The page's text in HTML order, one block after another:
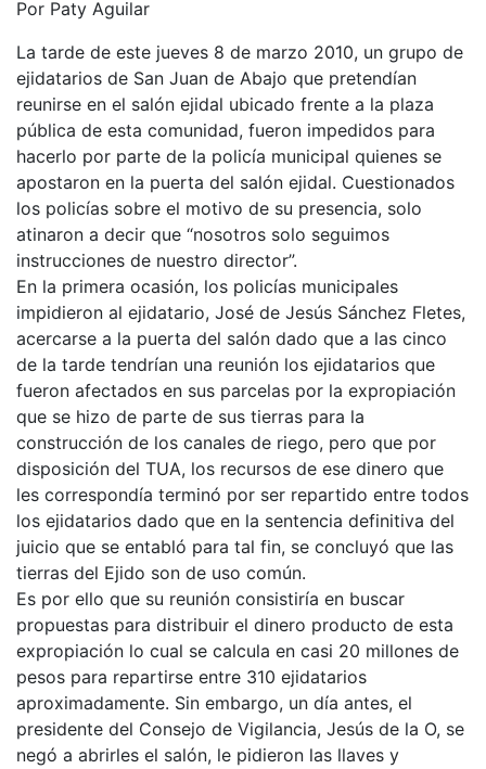
Por Paty Aguilar
La tarde de este jueves 8 de marzo 2010, un grupo de
ejidatarios de San Juan de Abajo que pretendían
reunirse en el salón ejidal ubicado frente a la plaza
pública de esta comunidad, fueron impedidos para
hacerlo por parte de la policía municipal quienes se
apostaron en la puerta del salón ejidal. Cuestionados
los policías sobre el motivo de su presencia, solo
atinaron a decir que “nosotros solo seguimos
instrucciones de nuestro director”.
En la primera ocasión, los policías municipales
impidieron al ejidatario, José de Jesús Sánchez Fletes,
acercarse a la puerta del salón dado que a las cinco
de la tarde tendrían una reunión los ejidatarios que
fueron afectados en sus parcelas por la expropiación
que se hizo de parte de sus tierras para la
construcción de los canales de riego, pero que por
disposición del TUA, los recursos de ese dinero que
les correspondía terminó por ser repartido entre todos
los ejidatarios dado que en la sentencia definitiva del
juicio que se entabló para tal fin, se concluyó que las
tierras del Ejido son de uso común.
Es por ello que su reunión consistiría en buscar
propuestas para distribuir el dinero producto de esta
expropiación lo cual se calcula en casi 20 millones de
pesos para repartirse entre 310 ejidatarios
aproximadamente. Sin embargo, un día antes, el
presidente del Consejo de Vigilancia, Jesús de la O, se
negó a abrirles el salón, le pidieron las llaves y